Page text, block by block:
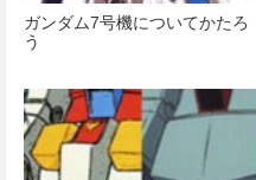
ガンダム7号機についてかたろ
う